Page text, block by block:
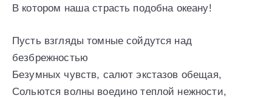
В котором наша страсть подобна океану!
Пусть взгляды томные сойдутся над
безбрежностью
Безумных чувств, салют экстазов обещая,
Сольются волны воедино теплой нежности,